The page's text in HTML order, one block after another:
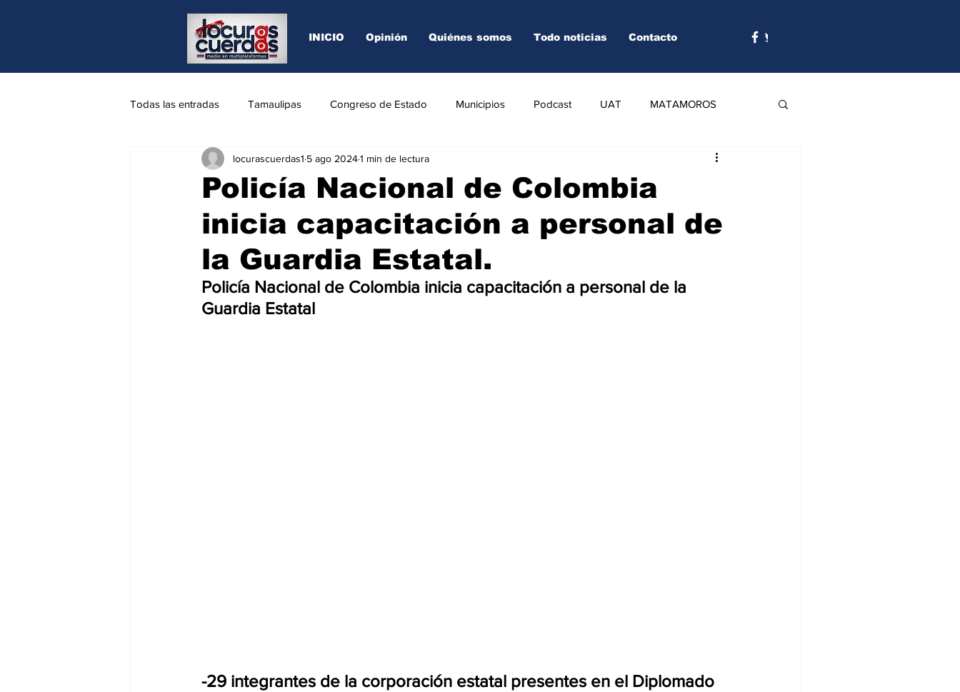
INICIO Opinión Quiénes somos Todo noticias Contacto
Todas las entradas Tamaulipas Congreso de Estado Municipios Podcast UAT MATAMOROS
REYNOSA N.LAREDO TAMPICO
Policía Nacional de Colombia
inicia capacitación a personal de
la Guardia Estatal.
locurascuerdas1 5 ago 20241 min de lectura
Policía Nacional de Colombia inicia capacitación a personal de la
Guardia Estatal
-29 integrantes de la corporación estatal presentes en el Diplomado